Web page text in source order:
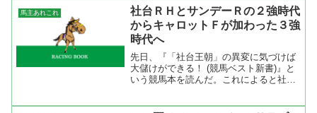
るようになったのか。騎乗数が増えてい
るのは分かるが、そこ...
馬主あれこれ
社台ＲＨとサンデーＲの２強時代
からキャロットＦが加わった３強
時代へ
先日、『「社台王朝」の異変に気づけば
大儲けができる！ (競馬ベスト新書)』と
いう競馬本を読んだ。これによると社台